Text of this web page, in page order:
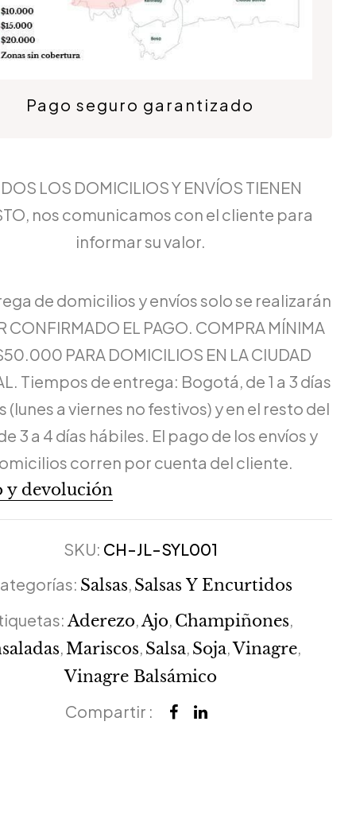
Pago seguro garantizado
LOS DOMICILIOS Y ENVÍOS TIENEN
nos comunicamos con el cliente para
informar su valor.
de domicilios y envíos solo se realizarán
CONFIRMADO EL PAGO. COMPRA MÍNIMA
PARA DOMICILIOS EN LA CIUDAD
Tiempos de entrega: Bogotá, de 1 a 3 días
(lunes a viernes no festivos) y en el resto del
3 a 4 días hábiles. El pago de los envíos y
corren por cuenta del cliente.
y devolución
SKU: CH-JL-SYL001
Salsas Salsas Y Encurtidos
Aderezo, Ajo, Champiñones
Mariscos Salsa Soja ,Vinagre
Vinagre Balsámico
Compartir :